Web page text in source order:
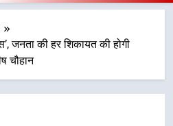
जनता की हर शिकायत की होगी
चौहान